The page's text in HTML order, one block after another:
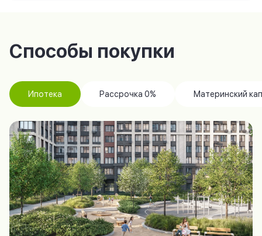
Способы покупки
Ипотека Рассрочка 0% Материнский